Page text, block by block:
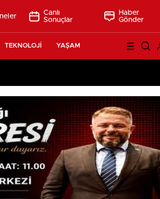
Canlı
Sonuçlar
Haber
Gönder
TEKNOLOJİ YAŞAM